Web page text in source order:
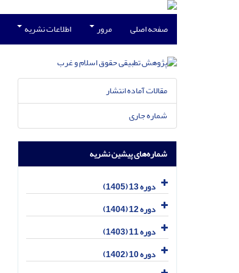
صفحه اصلی مرور اطلاعات نشریه
مقالات آماده انتشار
شماره جاری
شماره‌های پیشین نشریه
دوره 13 (1405)
دوره 12 (1404)
دوره 11 (1403)
دوره 10 (1402)